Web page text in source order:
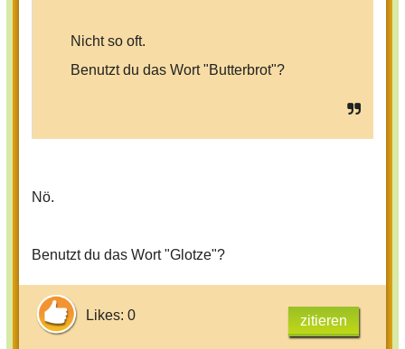
Nicht so oft.
Benutzt du das Wort "Butterbrot"?
Nö.
Benutzt du das Wort "Glotze"?
Likes: 0 zitieren